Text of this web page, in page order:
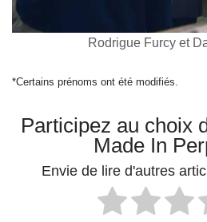
Rodrigue Furcy et
*Certains prénoms ont été modifiés.
Participez au choix
Made In
Envie de lire d'autres